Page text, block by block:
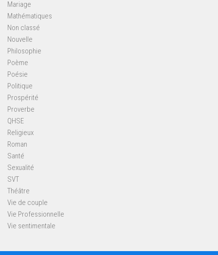
Mariage
Mathématiques
Non classé
Nouvelle
Philosophie
Poème
Poésie
Politique
Prospérité
Proverbe
QHSE
Religieux
Roman
Santé
Sexualité
SVT
Théâtre
Vie de couple
Vie Professionnelle
Vie sentimentale